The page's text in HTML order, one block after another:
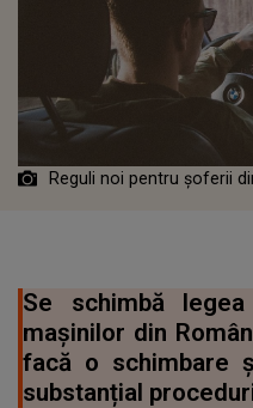
Reguli noi pentru șoferii
Se schimbă
mașinilor din
facă o schimbare
substanțial